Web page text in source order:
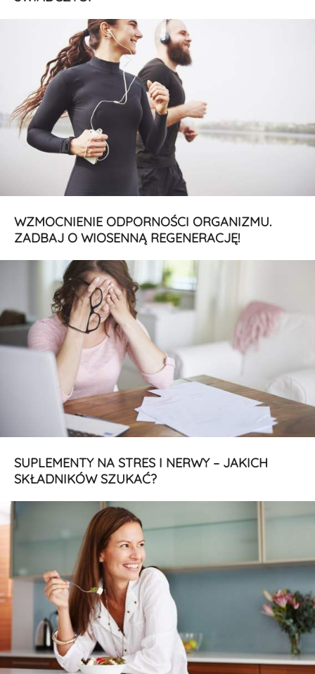
WZMOCNIENIE ODPORNOŚCI ORGANIZMU.
ZADBAJ O WIOSENNĄ REGENERACJĘ!
SUPLEMENTY NA STRES I NERWY – JAKICH
SKŁADNIKÓW SZUKAĆ?